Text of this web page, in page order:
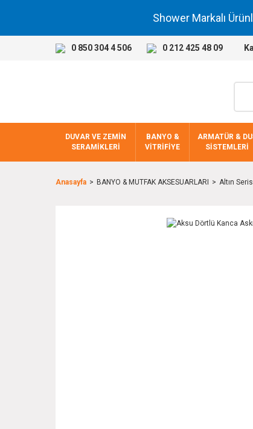
Shower Markalı
0 850 304 4 506 0 212 425 48 09
DUVAR VE ZEMİN
SERAMİKLERİ
BANYO &
VİTRİFİYE
ARMATÜR &
SİSTEMLERİ
Anasayfa BANYO & MUTFAK AKSESUARLARI Altın